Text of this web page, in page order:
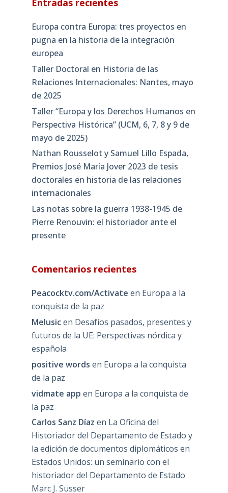
Entradas recientes
Europa contra Europa: tres proyectos en
pugna en la historia de la integración
europea
Taller Doctoral en Historia de las
Relaciones Internacionales: Nantes, mayo
de 2025
Taller “Europa y los Derechos Humanos en
Perspectiva Histórica” (UCM, 6, 7, 8 y 9 de
mayo de 2025)
Nathan Rousselot y Samuel Lillo Espada,
Premios José María Jover 2023 de tesis
doctorales en historia de las relaciones
internacionales
Las notas sobre la guerra 1938-1945 de
Pierre Renouvin: el historiador ante el
presente
Comentarios recientes
Peacocktv.com/Activate en Europa a la
conquista de la paz
Melusicen Desafíos pasados, presentes y
futuros de la UE: Perspectivas nórdica y
española
positive words en Europa a la conquista
de la paz
vidmate app en Europa a la conquista de
la paz
Carlos Sanz Díaz en La Oficina del
Historiador del Departamento de Estado y
la edición de documentos diplomáticos en
Estados Unidos: un seminario con el
historiador del Departamento de Estado
Marc J. Susser